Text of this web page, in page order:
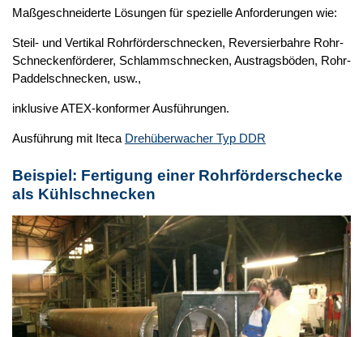
Maßgeschneiderte Lösungen für spezielle Anforderungen wie:
Steil- und Vertikal Rohrförderschnecken, Reversierbahre Rohr-
Schneckenförderer, Schlammschnecken, Austragsböden, Rohr-
Paddelschnecken, usw.,
inklusive ATEX-konformer Ausführungen.
Ausführung mit Iteca Drehüberwacher Typ DDR
Beispiel: Fertigung einer Rohrförderschecke
als Kühlschnecken